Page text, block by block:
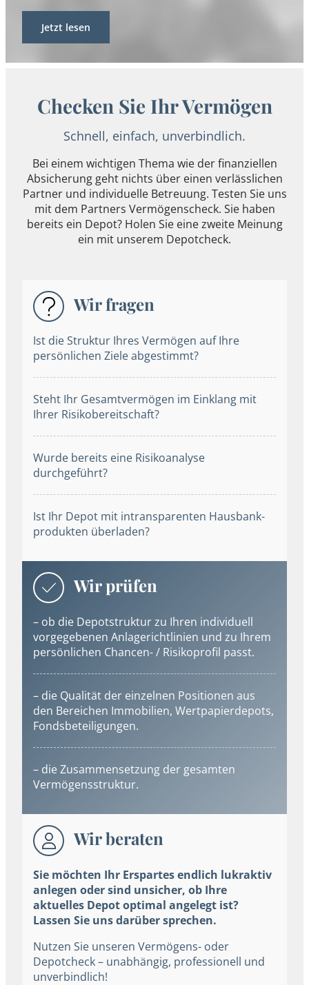
Jetzt lesen
Checken Sie Ihr Vermögen
Schnell, einfach, unverbindlich.
Bei einem wichtigen Thema wie der finanziellen
Absicherung geht nichts über einen verlässlichen
Partner und individuelle Betreuung. Testen Sie uns
mit dem Partners Vermögenscheck. Sie haben
bereits ein Depot? Holen Sie eine zweite Meinung
ein mit unserem Depotcheck.
Wir fragen
Ist die Struktur Ihres Vermögen auf Ihre
persönlichen Ziele abgestimmt?
Steht Ihr Gesamt­vermögen im Einklang mit
Ihrer Risiko­bereitschaft?
Wurde bereits eine Risiko­analyse
durchgeführt?
Ist Ihr Depot mit intransparenten Hausbank­
produkten überladen?
Wir prüfen
– ob die Depotstruktur zu Ihren individuell
vorgegebenen Anlagerichtlinien und zu Ihrem
persönlichen Chancen- / Risikoprofil passt.
– die Qualität der einzelnen Positionen aus
den Bereichen Immobilien, Wertpapierdepots,
Fondsbeteiligungen.
– die Zusammensetzung der gesamten
Vermögensstruktur.
Wir beraten
Sie möchten Ihr Erspartes endlich lukraktiv
anlegen oder sind unsicher, ob Ihre
aktuelles Depot optimal angelegt ist?
Lassen Sie uns darüber sprechen.
Nutzen Sie unseren Vermögens- oder
Depotcheck – unabhängig, professionell und
unverbindlich!